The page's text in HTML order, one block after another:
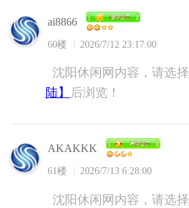
ai8866
60楼 2026/7/12 23:17:00
沈阳休闲网内容，请选择
陆】
后浏览！
AKAKKK
61楼 2026/7/13 6:28:00
沈阳休闲网内容，请选择